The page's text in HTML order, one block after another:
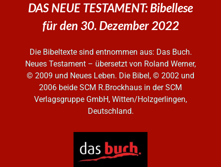
DAS NEUE TESTAMENT: Bibellese
für den 30. Dezember 2022
Die Bibeltexte sind entnommen aus: Das Buch.
Neues Testament – übersetzt von Roland Werner,
© 2009 und Neues Leben. Die Bibel, © 2002 und
2006 beide SCM R.Brockhaus in der SCM
Verlagsgruppe GmbH, Witten/Holzgerlingen,
Deutschland.